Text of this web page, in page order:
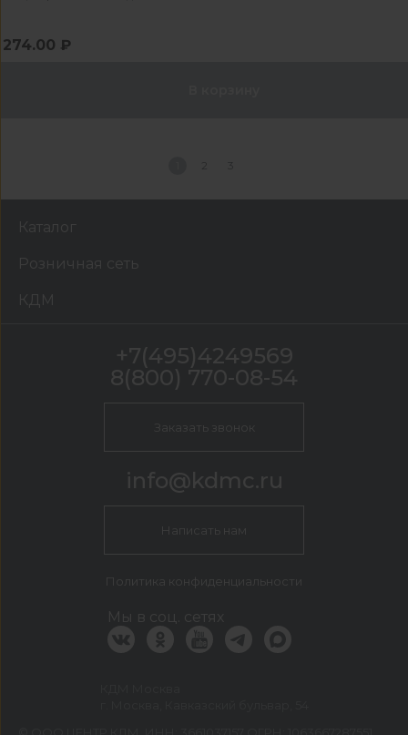
274.00 ₽
2
Каталог
Розничная сеть
КДМ
+7(495)4249569
8(800) 770-08-54
Заказать звонок
info@kdmc.ru
Написать нам
Политика конфиденциальности
Мы в соц. сетях